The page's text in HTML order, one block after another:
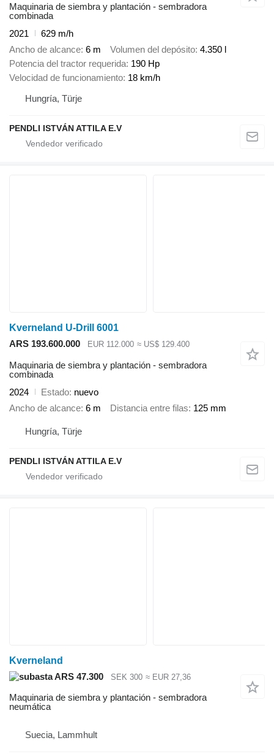
Maquinaria de siembra y plantación - sembradora
combinada
2021
629 m/h
Ancho de alcance 6 m Volumen del depósito 4.350 l
Potencia del tractor requerida 190 Hp
Velocidad de funcionamiento 18 km/h
Hungría, Türje
PENDLI ISTVÁN ATTILA E.V
Kverneland U-Drill 6001
ARS 193.600.000
EUR 112.000 ≈ US$ 129.400
Maquinaria de siembra y plantación - sembradora
combinada
2024
Estado nuevo
Ancho de alcance 6 m Distancia entre filas 125 mm
Hungría, Türje
PENDLI ISTVÁN ATTILA E.V
Kverneland
ARS 47.300
SEK 300 ≈ EUR 27,36
Maquinaria de siembra y plantación - sembradora
neumática
Suecia, Lammhult